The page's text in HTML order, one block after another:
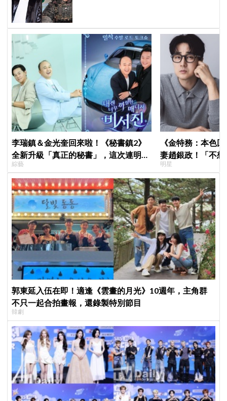
李瑞鎮＆金光奎回來啦！《秘書鎮2》
全新升級「真正的秘書」，這次連明星
私生活都包辦！8月28日首播
綜藝
《金特務：本色
妻趙銀政！「不
一句話展現滿滿
明星
郭東延入伍在即！適逢《雲畫的月光》10週年，主角群
不只一起合拍畫報，還錄製特別節目
韓劇